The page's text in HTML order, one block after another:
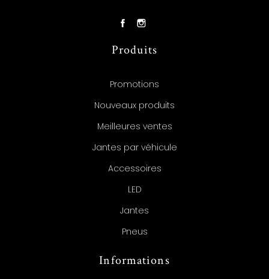
Produits
Promotions
Nouveaux produits
Meilleures ventes
Jantes par véhicule
Accessoires
LED
Jantes
Pneus
Informations